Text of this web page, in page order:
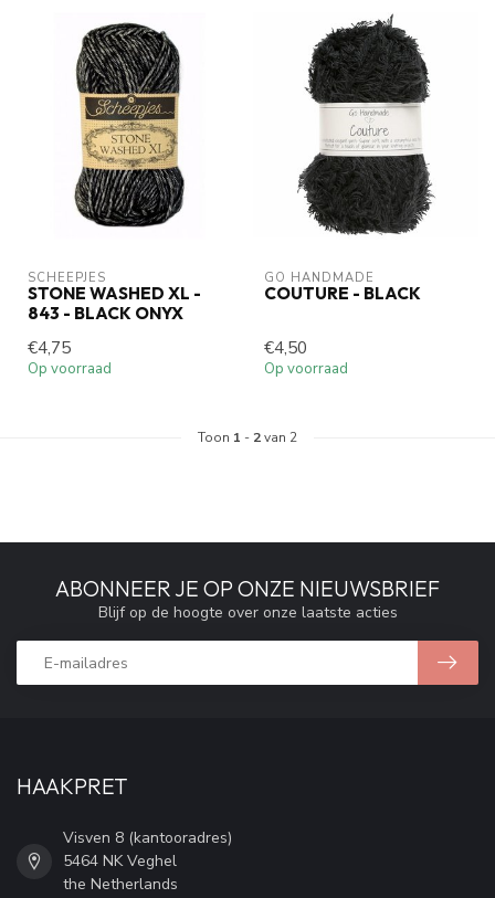
SCHEEPJES
STONE WASHED XL -
843 - BLACK ONYX
€4,75
Op voorraad
GO HANDMADE
COUTURE - BLACK
€4,50
Op voorraad
Toon 1 - 2van 2
ABONNEER JE OP ONZE NIEUWSBRIEF
Blijf op de hoogte over onze laatste acties
HAAKPRET
Visven 8 (kantooradres)
5464 NK Veghel
the Netherlands